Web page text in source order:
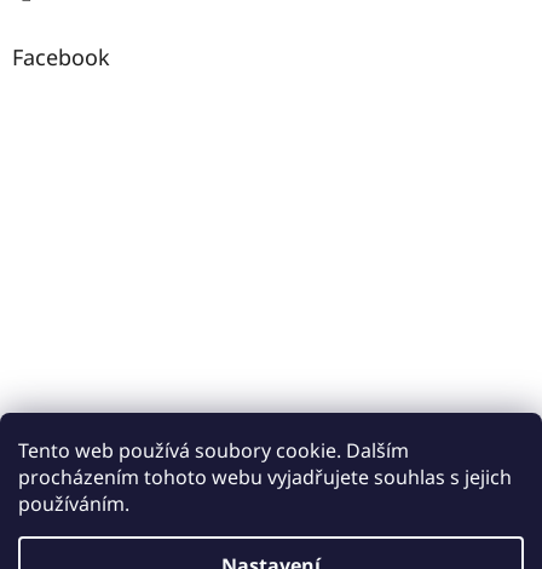
Tento web používá soubory cookie. Dalším
procházením tohoto webu vyjadřujete souhlas s jejich
používáním.
Facebook